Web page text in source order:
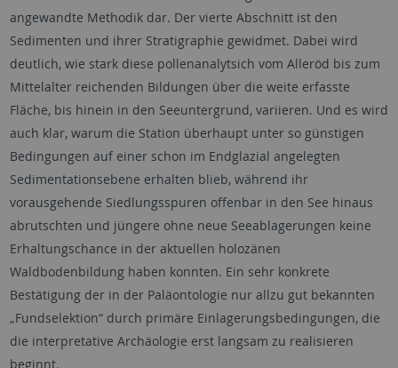
angewandte Methodik dar. Der vierte Abschnitt ist den
Sedimenten und ihrer Stratigraphie gewidmet. Dabei wird
deutlich, wie stark diese pollenanalytsich vom Alleröd bis zum
Mittelalter reichenden Bildungen über die weite erfasste
Fläche, bis hinein in den Seeuntergrund, variieren. Und es wird
auch klar, warum die Station überhaupt unter so günstigen
Bedingungen auf einer schon im Endglazial angelegten
Sedimentationsebene erhalten blieb, während ihr
vorausgehende Siedlungsspuren offenbar in den See hinaus
abrutschten und jüngere ohne neue Seeablagerungen keine
Erhaltungschance in der aktuellen holozänen
Waldbodenbildung haben konnten. Ein sehr konkrete
Bestätigung der in der Paläontologie nur allzu gut bekannten
„Fundselektion“ durch primäre Einlagerungsbedingungen, die
die interpretative Archäologie erst langsam zu realisieren
beginnt.